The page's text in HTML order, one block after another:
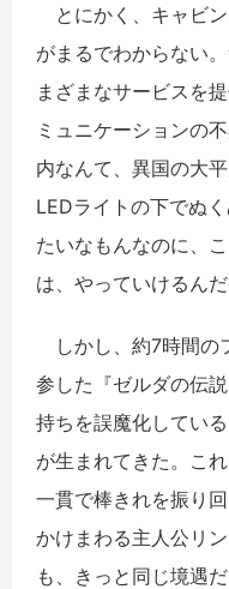
とにかく、キャビ
がまるでわからない
まざまなサービスを
ミュニケーションの
内なんて、異国の大
LEDライトの下でぬ
たいなもんなのに、
は、やっていけるん
しかし、約7時間の
参した『ゼルダの伝
持ちを誤魔化してい
が生まれてきた。こ
一貫で棒きれを振り
かけまわる主人公リ
も、きっと同じ境遇だ